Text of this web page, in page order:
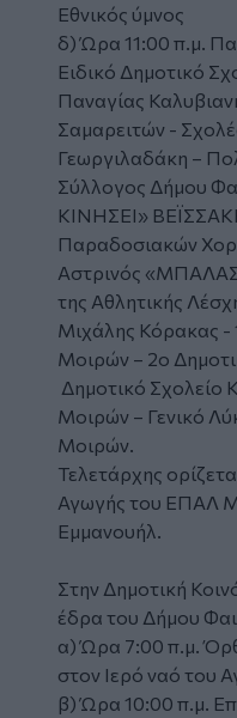
Εθνικός ύμνος
δ) Ώρα 11:00 π.μ.
Ειδικό Δημοτικό
Παναγίας
Σαμαρειτών -
Γεωργιλαδάκη –
Σύλλογος Δήμου
ΚΙΝΗΣΕΙ»
Παραδοσιακών
Αστρινός
της Αθλητικής
Μιχάλης Κόρακας -
Μοιρών – 2ο
Δημοτικό Σχολείο
Μοιρών – Γενικό
Μοιρών.
Τελετάρχης
Αγωγής του ΕΠΑΛ
Εμμανουήλ.
Στην Δημοτική
έδρα του Δήμου
α) Ώρα 7:00 π.μ.
στον Ιερό ναό του
β) Ώρα 10:00 π.μ.